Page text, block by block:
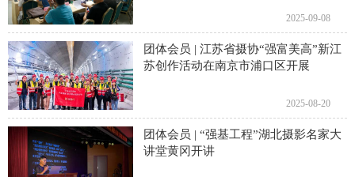
2025-09-08
团体会员 | 江苏省摄协“强富美高”新江
苏创作活动在南京市浦口区开展
2025-08-20
团体会员 | “强基工程”湖北摄影名家大
讲堂黄冈开讲